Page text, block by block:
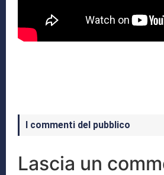
I commenti del pubblico
Lascia un